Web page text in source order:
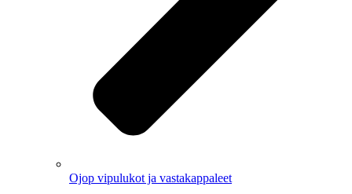
Ojop vipulukot ja vastakappaleet